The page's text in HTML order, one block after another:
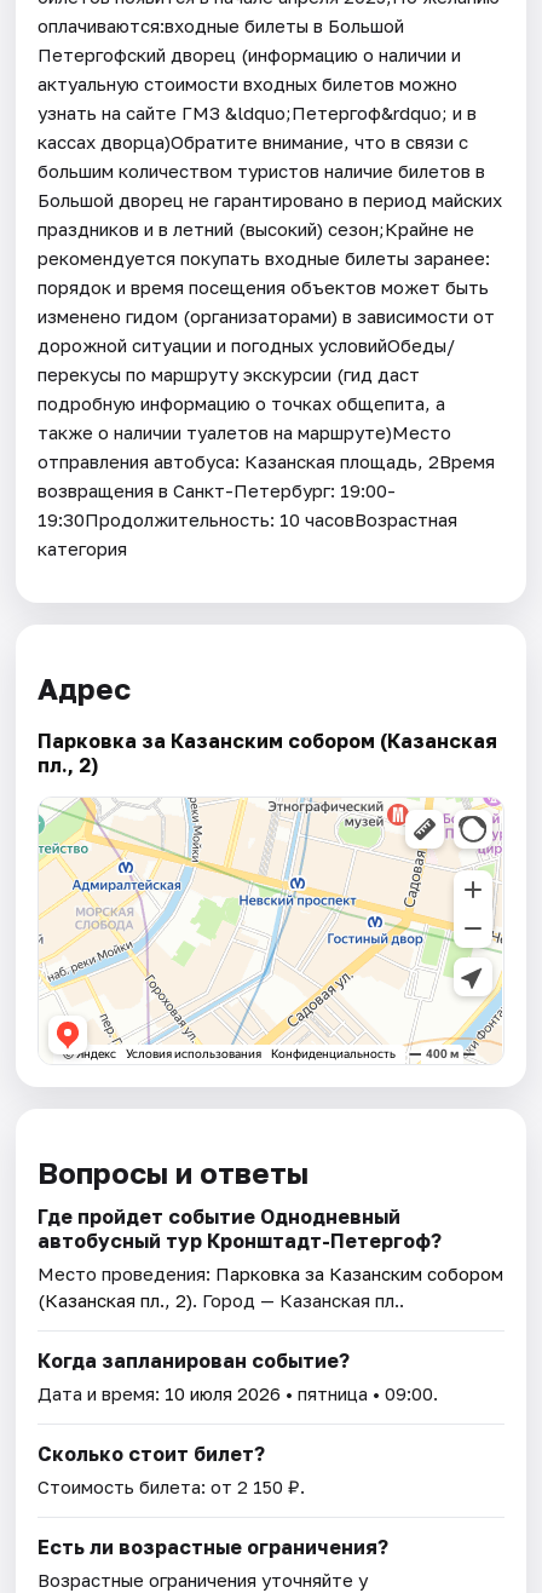
оплачиваются:входные билеты в Большой
Петергофский дворец (информацию о наличии и
актуальную стоимости входных билетов можно
узнать на сайте ГМЗ &ldquo;Петергоф&rdquo; и в
кассах дворца)Обратите внимание, что в связи с
большим количеством туристов наличие билетов в
Большой дворец не гарантировано в период майских
праздников и в летний (высокий) сезон;Крайне не
рекомендуется покупать входные билеты заранее:
порядок и время посещения объектов может быть
изменено гидом (организаторами) в зависимости от
дорожной ситуации и погодных условийОбеды/
перекусы по маршруту экскурсии (гид даст
подробную информацию о точках общепита, а
также о наличии туалетов на маршруте)Место
отправления автобуса: Казанская площадь, 2Время
возвращения в Санкт-Петербург: 19:00-
19:30Продолжительность: 10 часовВозрастная
категория
Адрес
Парковка за Казанским собором (Казанская
пл., 2)
Вопросы и ответы
Где пройдет событие Однодневный
автобусный тур Кронштадт-Петергоф?
Место проведения: Парковка за Казанским собором
(Казанская пл., 2). Город — Казанская пл..
Когда запланирован событие?
Дата и время: 10 июля 2026 • пятница • 09:00.
Сколько стоит билет?
Стоимость билета: от 2 150 ₽.
Есть ли возрастные ограничения?
Возрастные ограничения уточняйте у